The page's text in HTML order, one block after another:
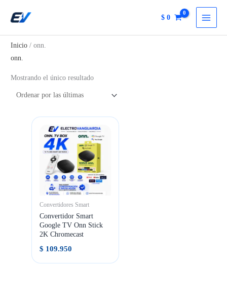
$ 0
Inicio / onn.
onn.
Mostrando el único resultado
Convertidores Smart
Convertidor Smart
Google TV Onn Stick
2K Chromecast
$ 109.950